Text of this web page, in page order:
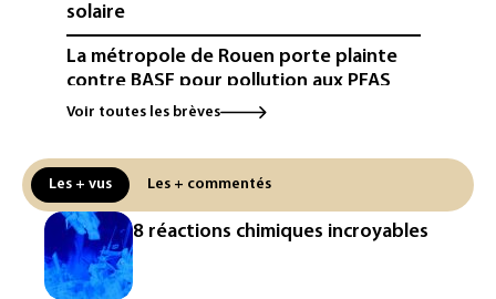
solaire
La métropole de Rouen porte plainte
contre BASF pour pollution aux PFAS
Canicule: à l'arrêt depuis fin juillet, la
réseau
Véhicules de livraison autonomes: la
France ouvre la voie à leur
homologation
Voir toutes les brèves
Les + vus Les + commentés
8 réactions chimiques incroyables